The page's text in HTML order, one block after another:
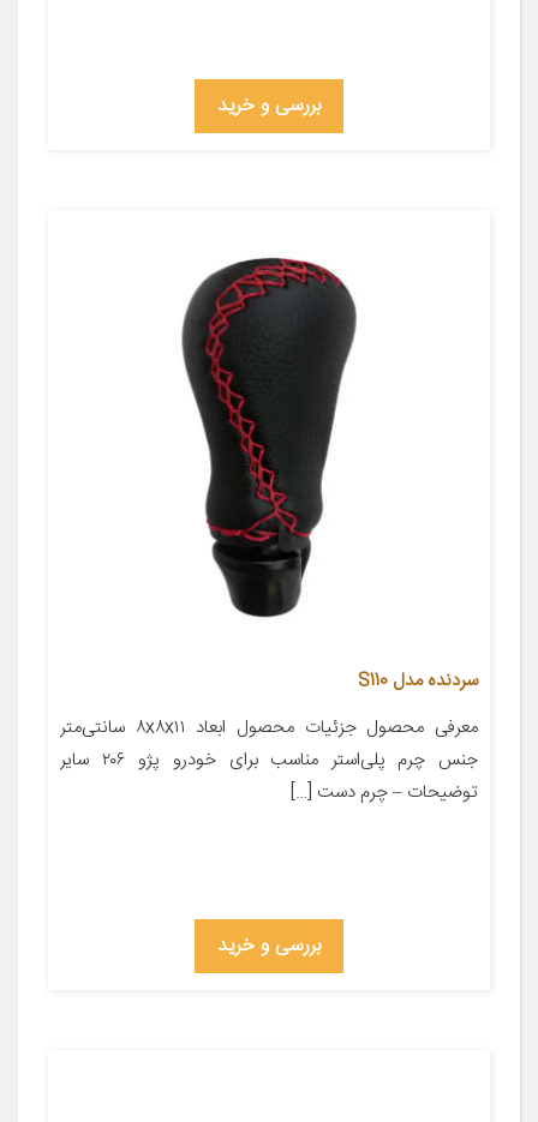
بررسی و خرید
سردنده مدل S110
معرفی محصول جزئیات محصول ابعاد ۸x۸x۱۱ سانتی‌متر
جنس چرم پلی‌استر مناسب برای خودرو پژو ۲۰۶ سایر
توضیحات – چرم دست […]
بررسی و خرید